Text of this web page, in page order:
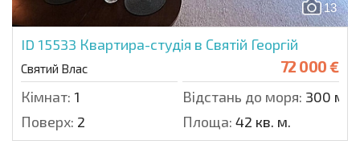
13
ID 15533 Квартира-студія в Святій Георгій
Святий Влас 72 000 €
Кімнат: 1 Відстань до моря: 300 м.
Поверх: 2 Площа: 42 кв. м.